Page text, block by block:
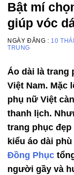
Bật mí
giúp vóc
NGÀY ĐĂNG : 10
TRUNG
Áo dài là trang
Việt Nam. Mặc
phụ nữ Việt
thanh lịch.
trang phục
kiểu áo dài
Đồng Phục
người gầy và